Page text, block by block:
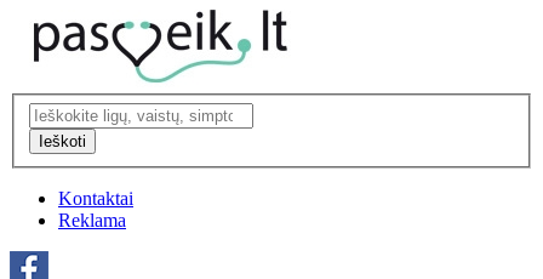
Ieškoti
Kontaktai
Reklama